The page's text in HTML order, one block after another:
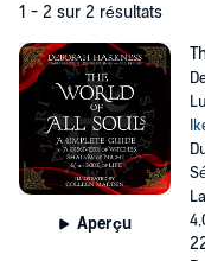
1 - 2 sur 2 résultats
Aperçu